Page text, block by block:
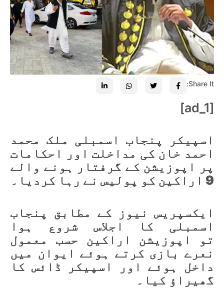
Share It:
[ad_1]
اسپیکر پنجاب اسمبلی ملک محمد
احمد خان کی مداخلت اور احکامات
پر اپوزیشن کے گرفتار ہونے والے
9 اراکین کو پولیس نے رہا کردیا۔
ایکسپریس نیوز کے مطابق پنجاب
اسمبلی کا اجلاس شروع ہوا
تو اپوزیشن اراکین حسب معمول
نعرے بازی کرتے ہوئے ایوان میں
داخل ہوئے اور اسپیکر ڈائس کا
گھیراؤ کیا۔